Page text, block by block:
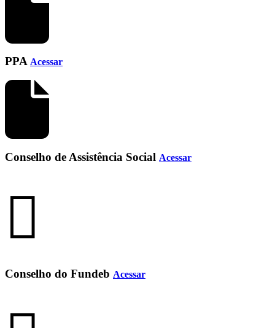
PPA Acessar
Conselho de Assistência Social Acessar
Conselho do Fundeb Acessar